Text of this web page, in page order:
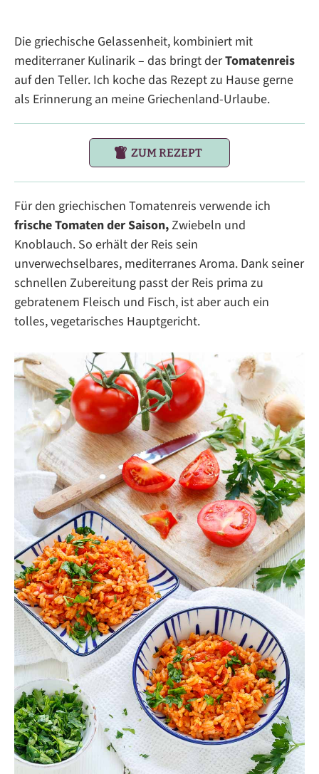
Die griechische Gelassenheit, kombiniert mit
mediterraner Kulinarik – das bringt derTomatenreis
auf den Teller. Ich koche das Rezept zu Hause gerne
als Erinnerung an meine Griechenland-Urlaube.
ZUM REZEPT
Für den griechischen Tomatenreis verwende ich
frische Tomaten der Saison,Zwiebeln und
Knoblauch. So erhält der Reis sein
unverwechselbares, mediterranes Aroma. Dank seiner
schnellen Zubereitung passt der Reis prima zu
gebratenem Fleisch und Fisch, ist aber auch ein
tolles, vegetarisches Hauptgericht.